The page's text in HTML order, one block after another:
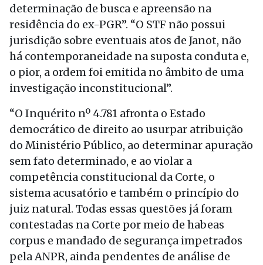
determinação de busca e apreensão na
residência do ex-PGR”. “O STF não possui
jurisdição sobre eventuais atos de Janot, não
há contemporaneidade na suposta conduta e,
o pior, a ordem foi emitida no âmbito de uma
investigação inconstitucional”.
“O Inquérito nº 4.781 afronta o Estado
democrático de direito ao usurpar atribuição
do Ministério Público, ao determinar apuração
sem fato determinado, e ao violar a
competência constitucional da Corte, o
sistema acusatório e também o princípio do
juiz natural. Todas essas questões já foram
contestadas na Corte por meio de habeas
corpus e mandado de segurança impetrados
pela ANPR, ainda pendentes de análise de